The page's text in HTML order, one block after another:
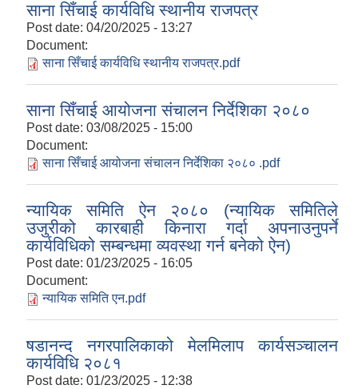
साना सिँचाई कार्यविधि स्थानीय राजपत्र
Post date: 04/20/2025 - 13:27
Document:
साना सिँचाई कार्यविधि स्थानीय राजपत्र.pdf
साना सिँचाई आयोजना संचालन निर्देशिका २०८०
Post date: 03/08/2025 - 15:00
Document:
साना सिँचाई आयोजना संचालन निर्देशिका २०८० .pdf
न्यायिक समिति ऐन २०८० (न्यायिक समितिले
उजुरीको कारबाही किनारा गर्दा अपनाउनुपर्ने
कार्यविधिको सम्बन्धमा व्यवस्था गर्न बनेको ऐन)
Post date: 01/23/2025 - 16:05
Document:
न्यायिक समिति एन.pdf
षडानन्द नगरपालिकाको मेलमिलाप कार्यसञ्चालन
कार्यविधि २०८१
Post date: 01/23/2025 - 12:38